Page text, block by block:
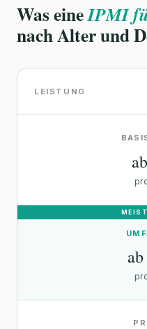
Was eineIPMI
nach Alter und
LEISTUNG